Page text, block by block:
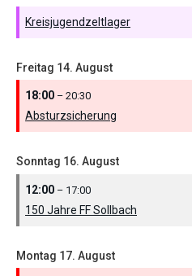
Kreisjugendzeltlager
Freitag 14. August
18:00 – 20:30
Absturzsicherung
Sonntag 16. August
12:00 – 17:00
150 Jahre FF Sollbach
Montag 17. August